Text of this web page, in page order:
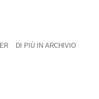
DI PIÙ IN ARCHIVIO